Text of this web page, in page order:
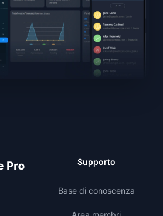
Supporto
Base di conoscenza